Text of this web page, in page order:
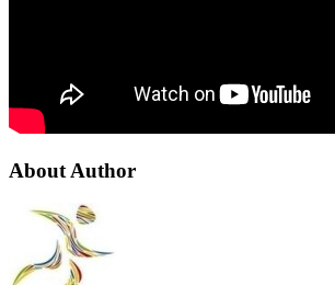
About Author